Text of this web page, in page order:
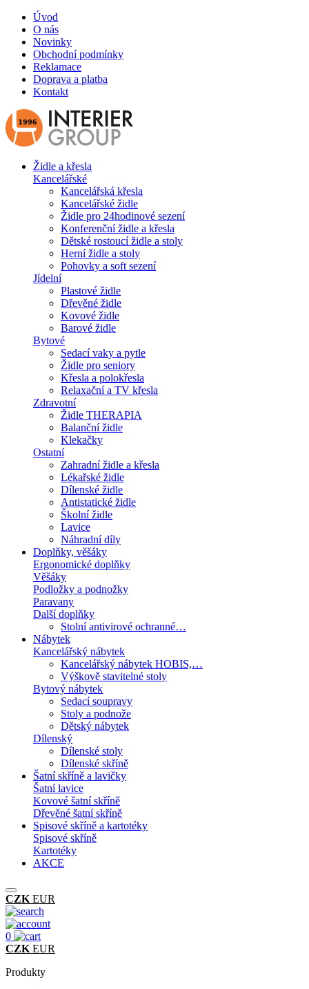
Úvod
O nás
Novinky
Obchodní podmínky
Reklamace
Doprava a platba
Kontakt
Židle a křesla
Kancelářské
Kancelářská křesla
Kancelářské židle
Židle pro 24hodinové sezení
Konferenční židle a křesla
Dětské rostoucí židle a stoly
Herní židle a stoly
Pohovky a soft sezení
Jídelní
Plastové židle
Dřevěné židle
Kovové židle
Barové židle
Bytové
Sedací vaky a pytle
Židle pro seniory
Křesla a polokřesla
Relaxační a TV křesla
Zdravotní
Židle THERAPIA
Balanční židle
Klekačky
Ostatní
Zahradní židle a křesla
Lékařské židle
Dílenské židle
Antistatické židle
Školní židle
Lavice
Náhradní díly
Doplňky, věšáky
Ergonomické doplňky
Věšáky
Podložky a podnožky
Paravany
Další doplňky
Stolní antivirové ochranné…
Nábytek
Kancelářský nábytek
Kancelářský nábytek HOBIS,…
Výškově stavitelné stoly
Bytový nábytek
Sedací soupravy
Stoly a podnože
Dětský nábytek
Dílenský
Dílenské stoly
Dílenské skříně
Šatní skříně a lavičky
Šatní lavice
Kovové šatní skříně
Dřevěné šatní skříně
Spisové skříně a kartotéky
Spisové skříně
Kartotéky
AKCE
CZK EUR
0
CZK EUR
Produkty